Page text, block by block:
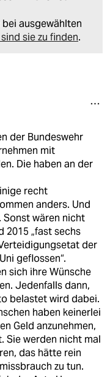
ausgewählten
sie zu finden.
der Bundeswehr
mit
Die haben an der
recht
anders. Und
Sonst wären nicht
2015 „fast sechs
der
geflossen“.
sich ihre Wünsche
Jedenfalls dann,
belastet wird dabei.
haben keinerlei
Geld anzunehmen,
Sie werden nicht mal
das hätte rein
zu tun.